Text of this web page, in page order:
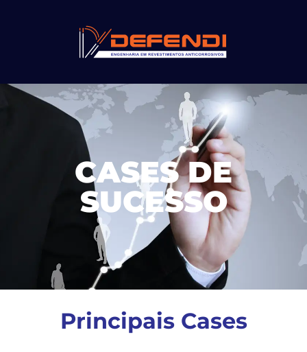
CASES DE
SUCESSO
Principais Cases